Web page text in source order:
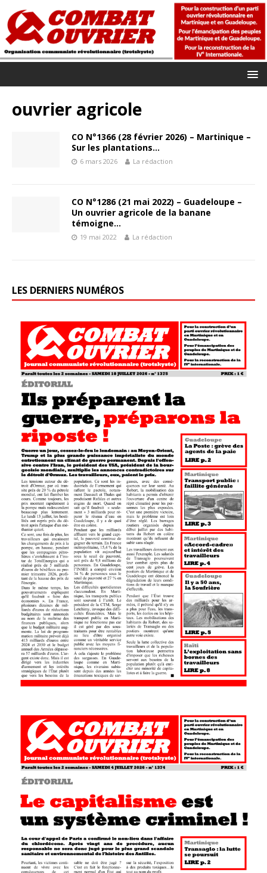
ouvrier agricole
CO N°1366 (28 février 2026) – Martinique –
Sur les plantations…
6 mars 2026 La rédaction
CO N°1286 (21 mai 2022) – Guadeloupe –
Un ouvrier agricole de la banane
témoigne…
19 mai 2022 La rédaction
LES DERNIERS NUMÉROS